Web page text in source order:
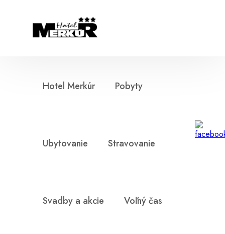
Hotel Merkúr Pobyty
Ubytovanie Stravovanie
Svadby a akcie Voľný čas